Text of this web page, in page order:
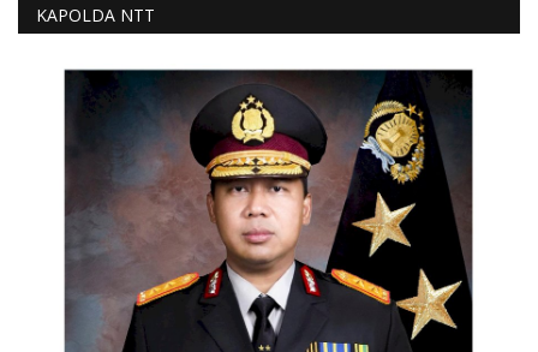
KAPOLDA NTT